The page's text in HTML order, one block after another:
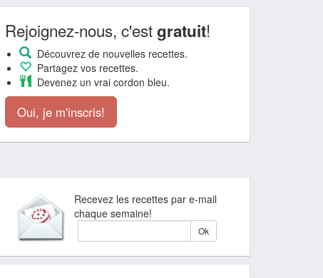
Rejoignez-nous, c'estgratuit!
Découvrez de nouvelles recettes.
Partagez vos recettes.
Devenez un vrai cordon bleu.
Oui, je m'inscris!
Recevez les recettes par e-mail
chaque semaine!